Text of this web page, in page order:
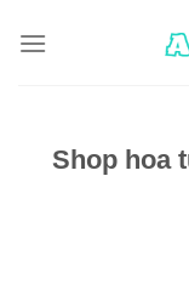
Shop hoa